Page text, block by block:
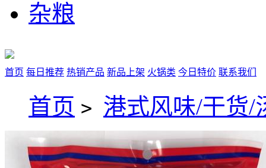
杂粮
首页 每日推荐 热销产品 新品上架 火锅类 今日特价 联系我们
首页 > 港式风味/干货/